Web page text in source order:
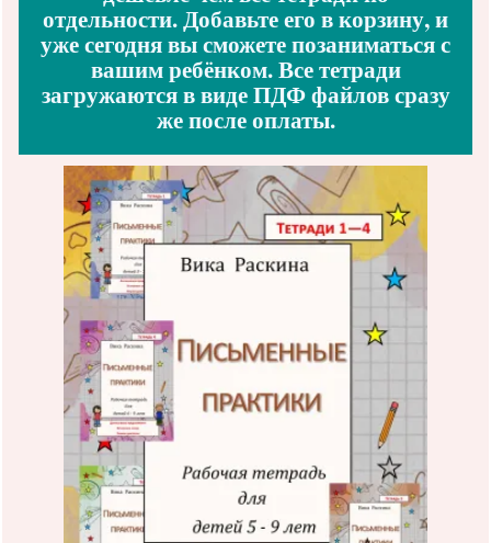
отдельности. Добавьте его в корзину, и
уже сегодня вы сможете позаниматься с
вашим ребёнком. Все тетради
загружаются в виде ПДФ файлов сразу
же после оплаты.